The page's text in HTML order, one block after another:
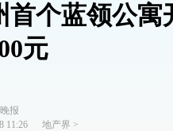
首个蓝领公寓
元
报
11:26
地产界 >